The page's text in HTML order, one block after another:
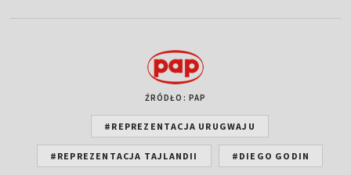
ŹRÓDŁO: PAP
#REPREZENTACJA URUGWAJU
#REPREZENTACJA TAJLANDII #DIEGO GODIN